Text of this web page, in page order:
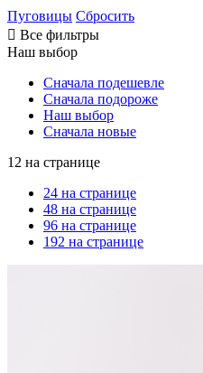
Пуговицы Сбросить
 Все фильтры
Наш выбор
Сначала подешевле
Сначала подороже
Наш выбор
Сначала новые
12 на странице
24 на странице
48 на странице
96 на странице
192 на странице